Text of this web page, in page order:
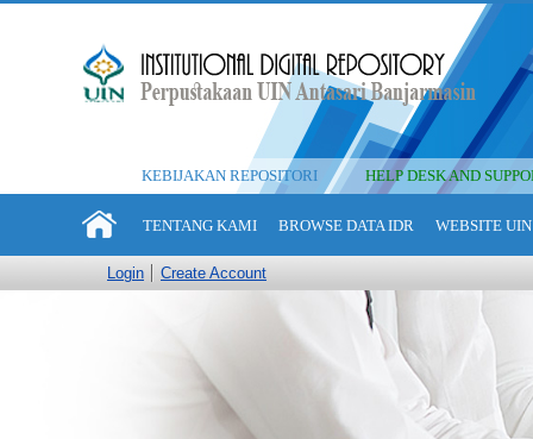
KEBIJAKAN REPOSITORI HELP DESK AND
TENTANG KAMI BROWSE DATA IDR WEBSITE
Login Create Account